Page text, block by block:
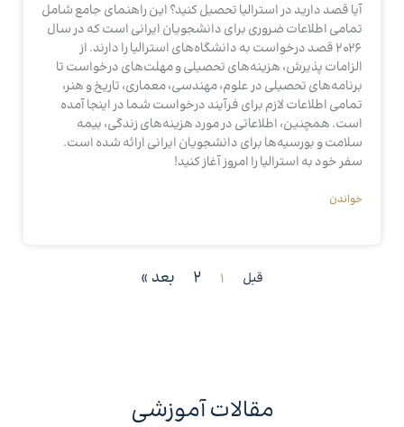
آیا قصد دارید در استرالیا تحصیل کنید؟ این راهنمای جامع شامل
تمامی اطلاعات ضروری برای دانشجویان ایرانی است که در سال
2026 قصد درخواست به دانشگاه‌های استرالیا را دارند. از
الزامات پذیرش، هزینه‌های تحصیلی و مهلت‌های درخواست تا
برنامه‌های تحصیلی در علوم، مهندسی، معماری، تاریخ و هنر،
تمامی اطلاعات لازم برای فرآیند درخواست شما در اینجا آمده
است. همچنین، اطلاعاتی در مورد هزینه‌های زندگی، بیمه
سلامت و بورسیه‌ها برای دانشجویان ایرانی ارائه شده است.
سفر خود به استرالیا را امروز آغاز کنید!
خواندن
قبل 1
2 بعد »
مقالات آموزشی